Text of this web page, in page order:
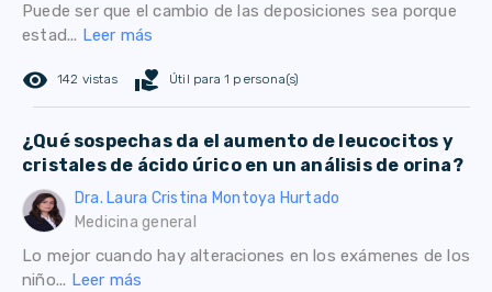
Puede ser que el cambio de las deposiciones sea porque
estad... Leer más
remove_red_eye 142 vistas volunteer_activism Útil para 1 persona(s)
¿Qué sospechas da el aumento de leucocitos y
cristales de ácido úrico en un análisis de orina?
Dra. Laura Cristina Montoya Hurtado
Medicina general
Lo mejor cuando hay alteraciones en los exámenes de los
niño... Leer más